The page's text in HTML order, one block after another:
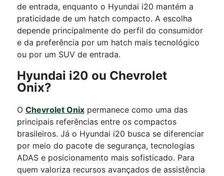
de entrada, enquanto o Hyundai i20 mantém a
praticidade de um hatch compacto. A escolha
depende principalmente do perfil do consumidor
e da preferência por um hatch mais tecnológico
ou por um SUV de entrada.
Hyundai i20 ou Chevrolet
Onix?
O Chevrolet Onixpermanece como uma das
principais referências entre os compactos
brasileiros. Já o Hyundai i20 busca se diferenciar
por meio do pacote de segurança, tecnologias
ADAS e posicionamento mais sofisticado. Para
quem valoriza recursos avançados de assistência